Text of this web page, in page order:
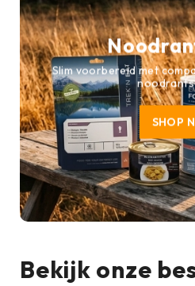
Slim voorbereid met
SHOP
Bekijk onze